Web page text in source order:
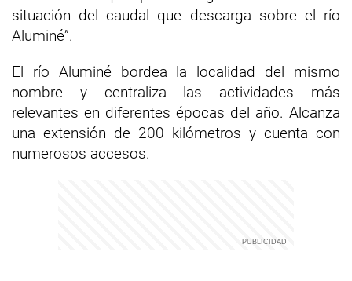
situación del caudal que descarga sobre el río
Aluminé”.
El río Aluminé bordea la localidad del mismo
nombre y centraliza las actividades más
relevantes en diferentes épocas del año. Alcanza
una extensión de 200 kilómetros y cuenta con
numerosos accesos.